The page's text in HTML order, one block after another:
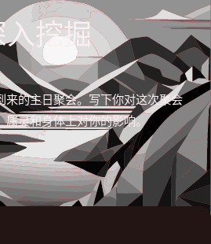
入挖掘
来的主日聚会。写下你对这次聚会
属灵和身体上对你的影响。